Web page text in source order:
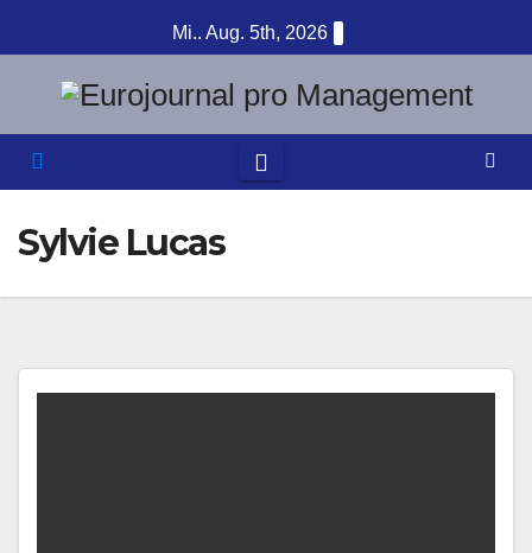
Inhalt
springen
Mi.. Aug. 5th, 2026
Sylvie Lucas